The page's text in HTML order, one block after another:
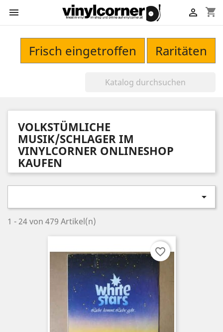
 shopping_cart

Frisch eingetroffen Raritäten
VOLKSTÜMLICHE
MUSIK/SCHLAGER IM
VINYLCORNER ONLINESHOP
KAUFEN

1 - 24 von 479 Artikel(n)
favorite_border